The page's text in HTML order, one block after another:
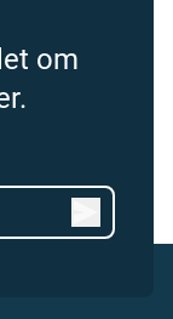
om